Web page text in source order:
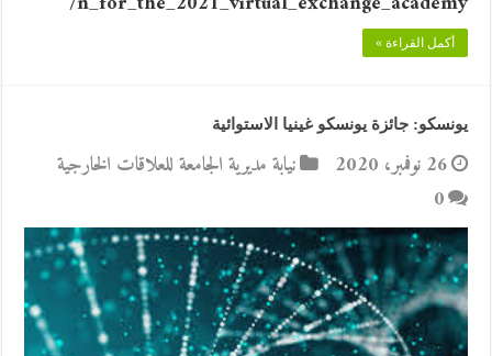
أكمل القراءة »
يونسكو: جائزة يونسكو غينيا الاستوائية
26 نوفمبر، 2020
نيابة مديرية الجامعة للعلاقات الخارجية
0